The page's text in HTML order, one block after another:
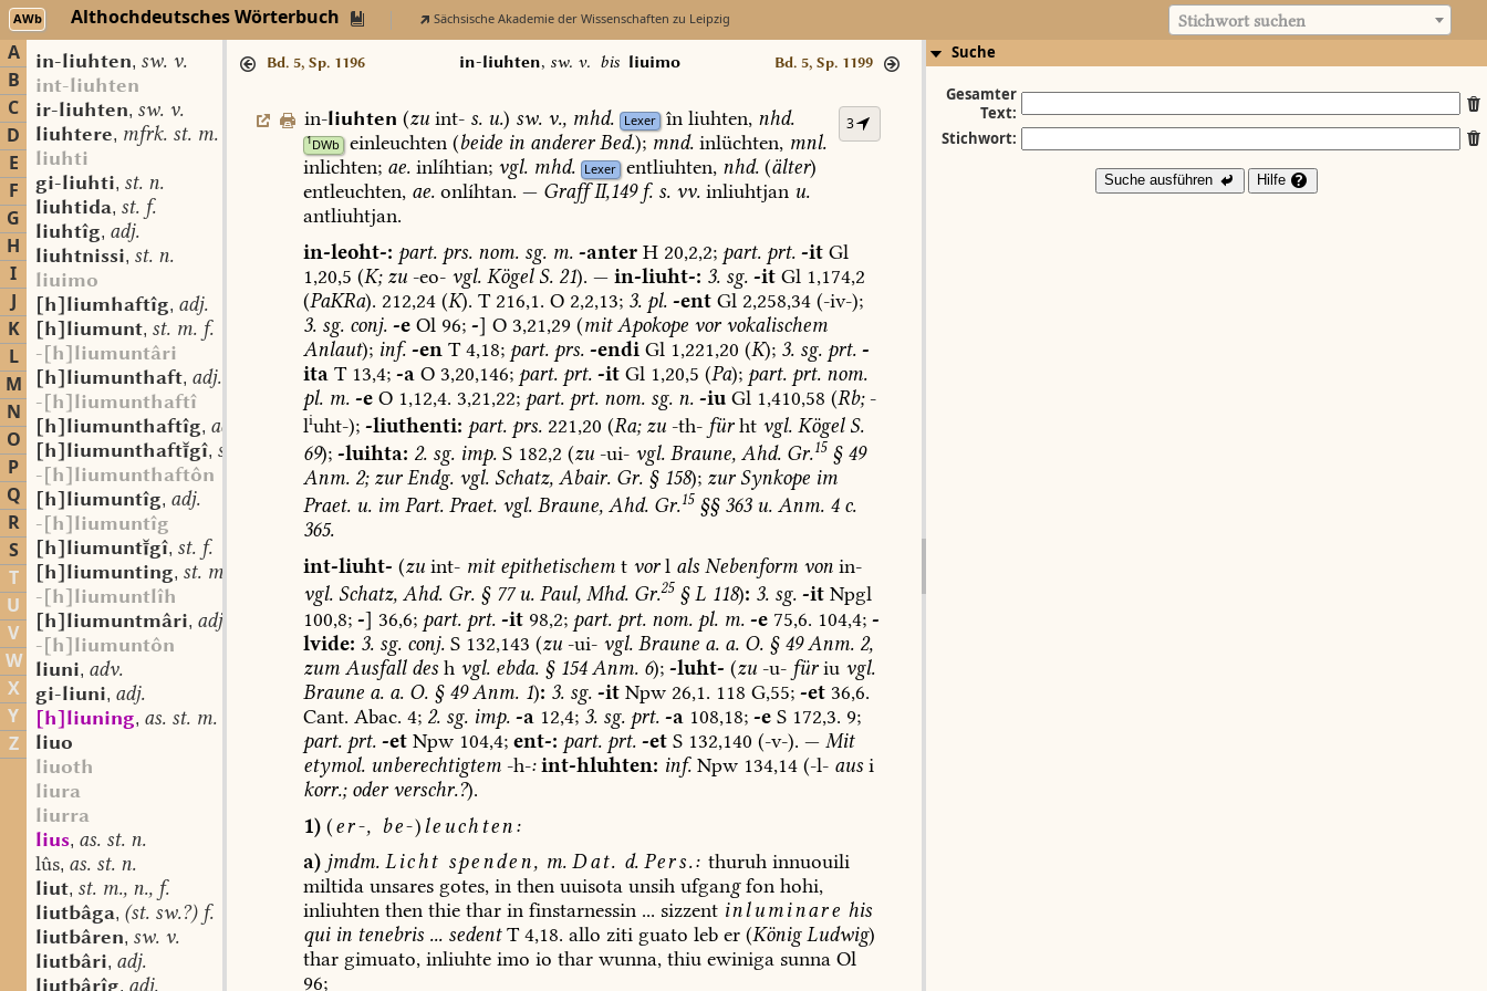
AWb Althochdeutsches Wörterbuch Sächsische Akademie der Wissenschaften zu Leipzig Stichwort suchen
A
B
C
D
E
F
G
H
I
J
K
L
M
N
O
P
Q
R
S
T
U
V
W
X
Y
Z
in-liuhten, sw. v.
int-liuhten
ir-liuhten, sw. v.
liuhtere, mfrk. st. m.
liuhti
gi-liuhti, st. n.
liuhtida, st. f.
liuhtîg, adj.
liuhtnissi, st. n.
liuimo
[h]liumhaftîg, adj.
[h]liumunt, st. m. f.
-[h]liumuntâri
[h]liumunthaft, adj.
-[h]liumunthaftî
[h]liumunthaftîg, adj.
[h]liumunthaftgî, st. f.
-[h]liumunthaftôn
[h]liumuntîg, adj.
-[h]liumuntîg
[h]liumuntgî, st. f.
[h]liumunting, st. m.
-[h]liumuntlîh
[h]liumuntmâri, adj.
-[h]liumuntôn
liuni, adv.
gi-liuni, adj.
[h]liuning, as. st. m.
liuo
liuoth
liura
liurra
lius, as. st. n.
lûs, as. st. n.
liut, st. m., n., f.
liutbâga, (st. sw.?) f.
liutbâren, sw. v.
liutbâri, adj.
liutbârîg, adj.
Bd. 5, Sp. 1196 in-liuhten, sw. v. bis liuimo Bd. 5, Sp. 1199
3
in-liuhten (zu int- s. u.) sw. v., mhd. Lexer înliuhten, nhd.
1DWb einleuchten(beideinandererBed.); mnd.inlüchten, mnl.
inlichten; ae.inlíhtian; vgl.mhd. Lexer entliuhten, nhd. (älter)
entleuchten, ae.onlíhtan. — GraffII,149f.s.vv. inliuhtjan u.
antliuhtjan.
in-leoht-: part.prs.nom.sg.m. -anterH20,2,2; part. prt. -itGl
1,20,5 (K;zu-eo- vgl.KögelS.21). — in-liuht-: 3.sg. -itGl1,174,2
(PaKRa). 212,24(K). T216,1. O 2,2,13; 3.pl. -entGl2,258,34(-iv-);
3.sg.conj. -eOl96; -] O3,21,29 (mitApokopevorvokalischem
Anlaut); inf. -enT4,18; part.prs. -endiGl1,221,20 (K); 3.sg.prt. -
ita T13,4; -aO3,20,146; part.prt. -itGl1,20,5 (Pa); part. prt.nom.
pl.m. -eO1,12,4. 3,21,22; part.prt.nom.sg.n. -iuGl1,410,58 (Rb;-
liuht-); -liuthenti: part.prs.221,20 (Ra;zu-th- fürht vgl.KögelS.
69); -luihta: 2.sg.imp.S 182,2 (zu-ui- vgl.Braune,Ahd.Gr. 15 §49
Anm.2;zur Endg.vgl.Schatz,Abair.Gr.§158); zurSynkopeim
Praet.u.imPart.Praet.vgl.Braune,Ahd.Gr. 15 §§363u. Anm.4c.
365.
int-liuht- (zuint- mitepithetischemt vorl alsNebenform vonin-
vgl.Schatz,Ahd.Gr.§77u.Paul,Mhd.Gr.25 §L118): 3.sg. -itNpgl
100,8; -] 36,6; part.prt. -it98,2; part.prt.nom.pl.m. -e75,6. 104,4; -
lvide: 3.sg.conj.S 132,143 (zu-ui- vgl.Braunea.a.O.§49Anm.2,
zum Ausfalldesh vgl.ebda.§154Anm.6); -luht- (zu-u- für iu vgl.
Braunea.a.O.§49Anm.1): 3.sg. -itNpw26,1. 118 G,55; -et36,6.
Cant. Abac. 4; 2.sg.imp. -a12,4; 3.sg. prt. -a108,18; -eS172,3. 9;
part.prt. -etNpw104,4; ent-: part.prt. -etS132,140 (-v-). — Mit
etymol.unberechtigtem -h-: int-hluhten: inf.Npw134,14(-l- ausi
korr.;oder verschr.?).
1) (er-, be-)leuchten:
a) jmdm. Licht spenden, m. Dat. d. Pers.: thuruh innuouili
miltidaunsaresgotes,inthenuuisotaunsih ufgangfonhohi,
inliuhtenthenthietharinfinstarnessin... sizzent inluminare his
quiintenebris...sedentT4,18. allo zitiguato leber(KönigLudwig)
thargimuato, inliuhteimo io tharwunna,thiuewinigasunnaOl
96;
Suche
Gesamter
Text:
Stichwort:
Suche ausführen Hilfe